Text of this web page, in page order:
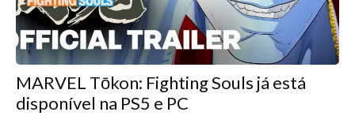
MARVEL Tōkon: Fighting Souls já está
disponível na PS5 e PC